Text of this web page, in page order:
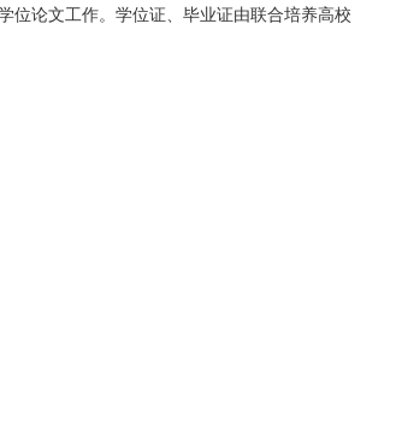
位论文工作。学位证、毕业证由联合培养高校